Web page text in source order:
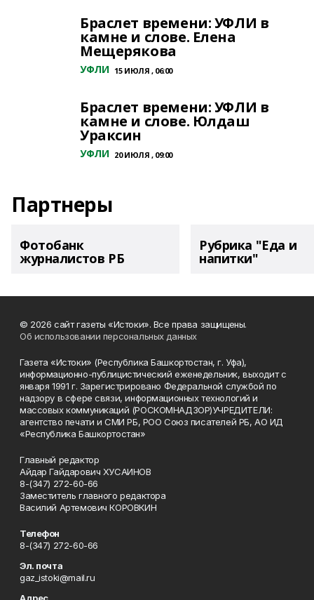
Браслет времени: УФЛИ в
камне и слове. Елена
Мещерякова
УФЛИ 15 ИЮЛЯ , 06:00
Браслет времени: УФЛИ в
камне и слове. Юлдаш
Ураксин
УФЛИ 20 ИЮЛЯ , 09:00
Партнеры
Фотобанк
журналистов РБ
Рубрика "Еда и
напитки"
© 2026 сайт газеты «Истоки». Все права защищены.
Об использовании персональных данных
Газета «Истоки» (Республика Башкортостан, г. Уфа),
информационно-публицистический еженедельник, выходит с
января 1991 г. Зарегистрировано Федеральной службой по
надзору в сфере связи, информационных технологий и
массовых коммуникаций (РОСКОМНАДЗОР)УЧРЕДИТЕЛИ:
агентство печати и СМИ РБ, РОО Союз писателей РБ, АО ИД
«Республика Башкортостан»
Главный редактор
Айдар Гайдарович ХУСАИНОВ
8-(347) 272-60-66
Заместитель главного редактора
Василий Артемович КОРОВКИН
Телефон
8-(347) 272-60-66
Эл. почта
gaz_istoki@mail.ru